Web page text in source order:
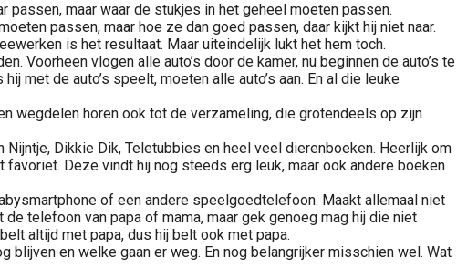
maar waar de stukjes in het geheel moeten passen.
passen, maar hoe ze dan goed passen, daar kijkt hij niet naar.
is het resultaat. Maar uiteindelijk lukt het hem toch.
Voorheen vlogen alle auto’s door de kamer, nu beginnen de auto’s te
met de auto’s speelt, moeten alle auto’s aan. En al die leuke
wegdelen horen ook tot de verzameling, die grotendeels op zijn
Dikkie Dik, Teletubbies en heel veel dierenboeken. Heerlijk om
favoriet. Deze vindt hij nog steeds erg leuk, maar ook andere boeken
of een andere speelgoedtelefoon. Maakt allemaal niet
telefoon van papa of mama, maar gek genoeg mag hij die niet
altijd met papa, dus hij belt ook met papa.
en welke gaan er weg. En nog belangrijker misschien wel. Wat